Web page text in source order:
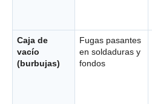
Caja de
vacío
(burbujas)
Fugas pasantes
en soldaduras y
fondos